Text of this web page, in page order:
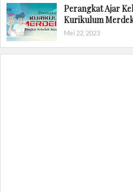
Perangkat Ajar
Kurikulum
Mei 22, 2023